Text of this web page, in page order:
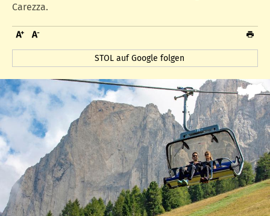
Carezza.
STOL auf Google folgen